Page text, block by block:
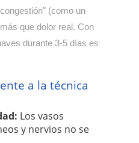
(como un
que dolor real. Con
durante 3-5 días es
a la técnica
Los vasos
y nervios no se